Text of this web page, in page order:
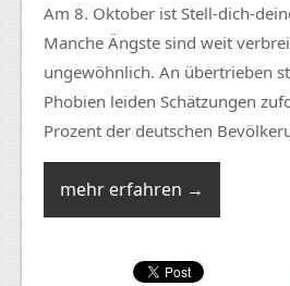
Am 8. Oktober ist Stell-dich-
Manche Ängste sind weit
ungewöhnlich. An übertrieben
Phobien leiden Schätzungen
Prozent der deutschen
mehr erfahren →